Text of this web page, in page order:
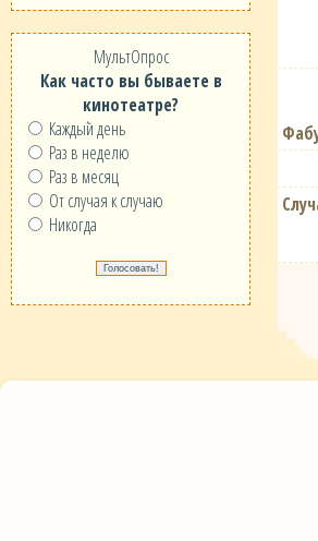
МультОпрос
Как часто вы бываете в
кинотеатре?
Каждый день
Раз в неделю
Раз в месяц
От случая к случаю
Никогда